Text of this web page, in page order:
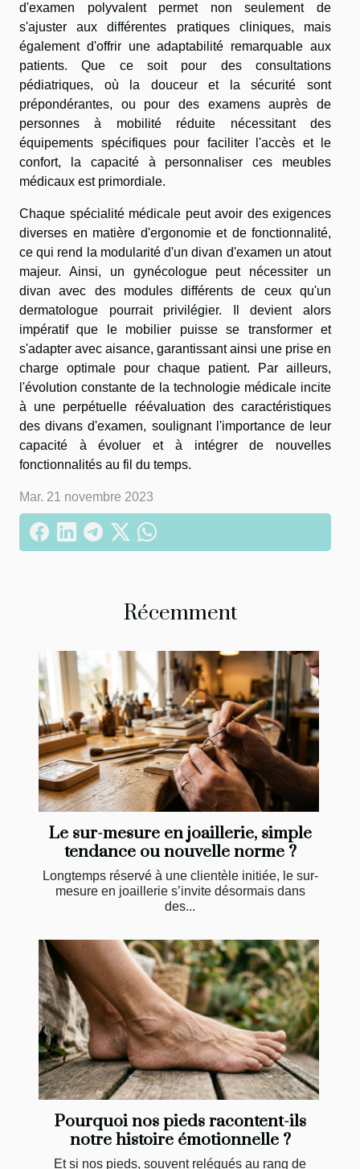
d'examen polyvalent permet non seulement de
s'ajuster aux différentes pratiques cliniques, mais
également d'offrir une adaptabilité remarquable aux
patients. Que ce soit pour des consultations
pédiatriques, où la douceur et la sécurité sont
prépondérantes, ou pour des examens auprès de
personnes à mobilité réduite nécessitant des
équipements spécifiques pour faciliter l'accès et le
confort, la capacité à personnaliser ces meubles
médicaux est primordiale.
Chaque spécialité médicale peut avoir des exigences
diverses en matière d'ergonomie et de fonctionnalité,
ce qui rend la modularité d'un divan d'examen un atout
majeur. Ainsi, un gynécologue peut nécessiter un
divan avec des modules différents de ceux qu'un
dermatologue pourrait privilégier. Il devient alors
impératif que le mobilier puisse se transformer et
s'adapter avec aisance, garantissant ainsi une prise en
charge optimale pour chaque patient. Par ailleurs,
l'évolution constante de la technologie médicale incite
à une perpétuelle réévaluation des caractéristiques
des divans d'examen, soulignant l'importance de leur
capacité à évoluer et à intégrer de nouvelles
fonctionnalités au fil du temps.
Mar. 21 novembre 2023
Récemment
Le sur-mesure en joaillerie, simple
tendance ou nouvelle norme ?
Longtemps réservé à une clientèle initiée, le sur-
mesure en joaillerie s’invite désormais dans
des...
Pourquoi nos pieds racontent-ils
notre histoire émotionnelle ?
Et si nos pieds, souvent relégués au rang de